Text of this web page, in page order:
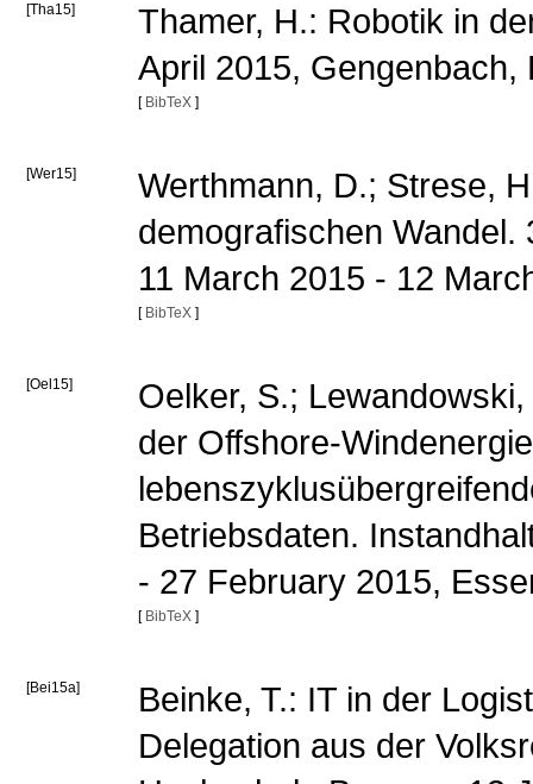
[Tha15]
Thamer, H.: Robotik in
April 2015, Gengenbach,
[ BibTeX ]
[Wer15]
Werthmann, D.; Strese,
demografischen Wandel.
11 March 2015 - 12
[ BibTeX ]
[Oel15]
Oelker, S.;
der Offshore-
Betriebsdaten.
- 27 February 2015,
[ BibTeX ]
[Bei15a]
Beinke, T.: IT in der
Delegation aus der